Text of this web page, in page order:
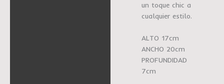
un toque chic a
cualquier estilo.
ALTO 17cm
ANCHO 20cm
PROFUNDIDAD
7cm